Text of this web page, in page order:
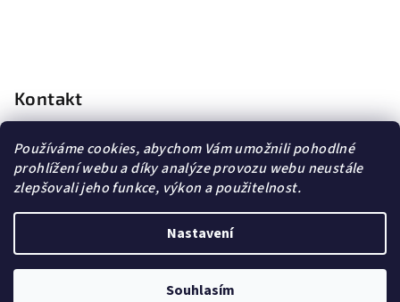
Používáme cookies, abychom Vám umožnili pohodlné
prohlížení webu a díky analýze provozu webu neustále
zlepšovali jeho funkce, výkon a použitelnost.
Nastavení
Souhlasím
Kontakt
@dopravagratis.cz
+420 603 500 988
+420 603 500 988